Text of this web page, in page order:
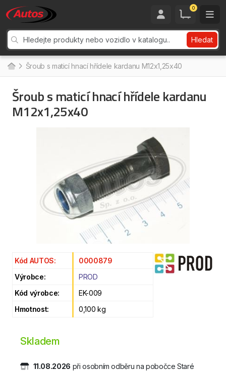
0
Hledat
Šroub s maticí hnací hřídele kardanu M12x1,25x40
Šroub s maticí hnací hřídele kardanu
M12x1,25x40
Kód AUTOS:
0000879
Výrobce:
PROD
Kód výrobce:
EK-009
Hmotnost:
0,100 kg
Skladem
11.08.2026 při osobním odběru na pobočce Staré